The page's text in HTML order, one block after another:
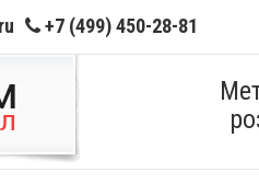
+7 (499) 450-28-81